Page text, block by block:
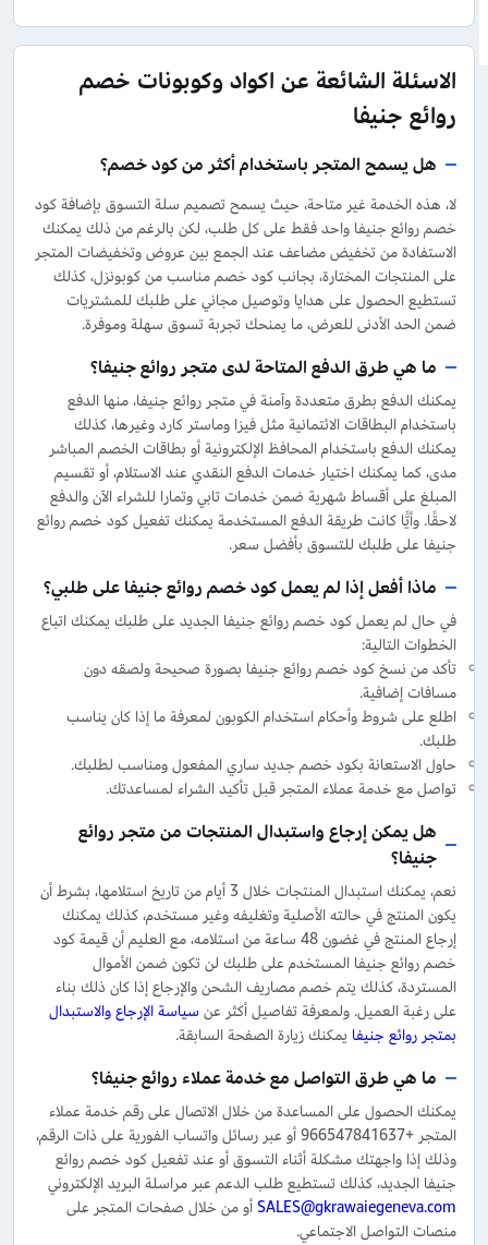
الاسئلة الشائعة عن اكواد وكوبونات خصم
روائع جنيفا
هل يسمح المتجر باستخدام أكثر من كود خصم؟
لا، هذه الخدمة غير متاحة، حيث يسمح تصميم سلة التسوق بإضافة كود
خصم روائع جنيفا واحد فقط على كل طلب، لكن بالرغم من ذلك يمكنك
الاستفادة من تخفيض مضاعف عند الجمع بين عروض وتخفيضات المتجر
على المنتجات المختارة، بجانب كود خصم مناسب من كوبونزل، كذلك
تستطيع الحصول على هدايا وتوصيل مجاني على طلبك للمشتريات
ضمن الحد الأدنى للعرض، ما يمنحك تجربة تسوق سهلة وموفرة.
ما هي طرق الدفع المتاحة لدى متجر روائع جنيفا؟
يمكنك الدفع بطرق متعددة وآمنة في متجر روائع جنيفا، منها الدفع
باستخدام البطاقات الائتمانية مثل فيزا وماستر كارد وغيرها، كذلك
يمكنك الدفع باستخدام المحافظ الإلكترونية أو بطاقات الخصم المباشر
مدى، كما يمكنك اختيار خدمات الدفع النقدي عند الاستلام، أو تقسيم
المبلغ على أقساط شهرية ضمن خدمات تابي وتمارا للشراء الآن والدفع
لاحقًا. وأيًّا كانت طريقة الدفع المستخدمة يمكنك تفعيل كود خصم روائع
جنيفا على طلبك للتسوق بأفضل سعر.
ماذا أفعل إذا لم يعمل كود خصم روائع جنيفا على طلبي؟
في حال لم يعمل كود خصم روائع جنيفا الجديد على طلبك يمكنك اتباع
الخطوات التالية:
تأكد من نسخ كود خصم روائع جنيفا بصورة صحيحة ولصقه دون
مسافات إضافية.
اطلع على شروط وأحكام استخدام الكوبون لمعرفة ما إذا كان يناسب
طلبك.
حاول الاستعانة بكود خصم جديد ساري المفعول ومناسب لطلبك.
تواصل مع خدمة عملاء المتجر قبل تأكيد الشراء لمساعدتك.
هل يمكن إرجاع واستبدال المنتجات من متجر روائع
جنيفا؟
نعم، يمكنك استبدال المنتجات خلال 3 أيام من تاريخ استلامها، بشرط أن
يكون المنتج في حالته الأصلية وتغليفه وغير مستخدم، كذلك يمكنك
إرجاع المنتج في غضون 48 ساعة من استلامه، مع العليم أن قيمة كود
خصم روائع جنيفا المستخدم على طلبك لن تكون ضمن الأموال
المستردة، كذلك يتم خصم مصاريف الشحن والإرجاع إذا كان ذلك بناء
على رغبة العميل. ولمعرفة تفاصيل أكثر عن سياسة الإرجاع والاستبدال
بمتجر روائع جنيفا يمكنك زيارة الصفحة السابقة.
ما هي طرق التواصل مع خدمة عملاء روائع جنيفا؟
يمكنك الحصول على المساعدة من خلال الاتصال على رقم خدمة عملاء
المتجر +966547841637 أو عبر رسائل واتساب الفورية على ذات الرقم،
وذلك إذا واجهتك مشكلة أثناء التسوق أو عند تفعيل كود خصم روائع
جنيفا الجديد، كذلك تستطيع طلب الدعم عبر مراسلة البريد الإلكتروني
SALES@gkrawaiegeneva.comأو من خلال صفحات المتجر على
منصات التواصل الاجتماعي.